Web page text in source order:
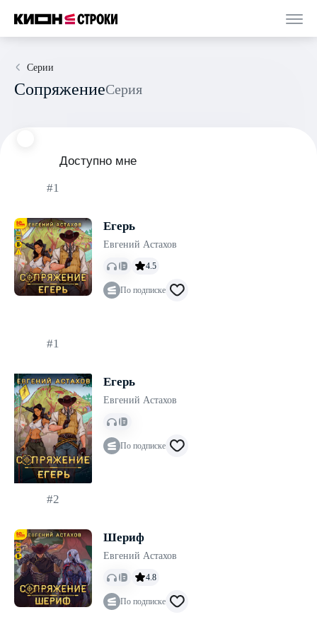
Серии
Сопряжение Серия
Доступно мне
#1
Егерь
Евгений Астахов
4.5
По подписке
#1
Егерь
Евгений Астахов
По подписке
#2
Шериф
Евгений Астахов
4.8
По подписке